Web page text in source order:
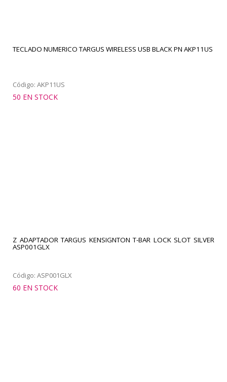
TECLADO NUMERICO TARGUS WIRELESS USB BLACK PN AKP11US
Código: AKP11US
50 EN STOCK
Z ADAPTADOR TARGUS KENSIGNTON T-BAR LOCK SLOT SILVER
ASP001GLX
Código: ASP001GLX
60 EN STOCK